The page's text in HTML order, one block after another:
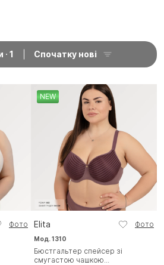
1 Спочатку нові
Фото
NEW
Elita Фото
Мод. 1310
Бюстгальтер спейсер зі
смугастою чашкою...